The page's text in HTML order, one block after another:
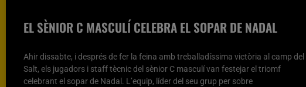
EL SÈNIOR C MASCULÍ CELEBRA EL SOPAR DE NADAL
Ahir dissabte, i després de fer la feina amb treballadíssima victòria al camp del
Salt, els jugadors i staff tècnic del sènior C masculí van festejar el triomf
celebrant el sopar de Nadal. L’equip, líder del seu grup per sobre